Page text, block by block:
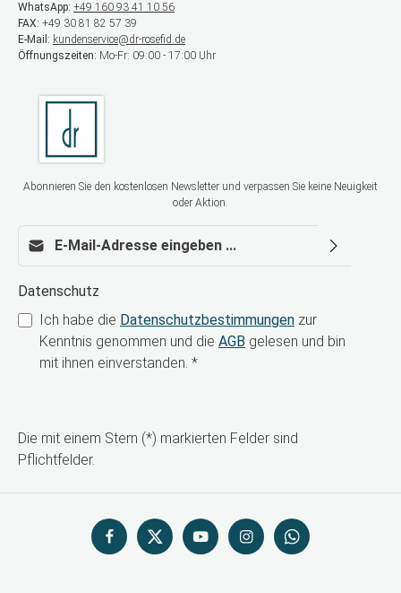
WhatsApp: +49 160 93 41 10 56
FAX: +49 30 81 82 57 39
E-Mail: kundenservice@dr-rosefid.de
Öffnungszeiten: Mo-Fr: 09:00 - 17:00 Uhr
Abonnieren Sie den kostenlosen Newsletter und verpassen Sie keine Neuigkeit
oder Aktion.
Datenschutz
Ich habe die Datenschutzbestimmungen zur
Kenntnis genommen und die AGB gelesen und bin
mit ihnen einverstanden. *
Die mit einem Stern (*) markierten Felder sind
Pflichtfelder.